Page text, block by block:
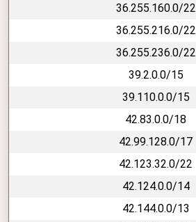
36.255.160.0/22
36.255.216.0/22
36.255.236.0/22
39.2.0.0/15
39.110.0.0/15
42.83.0.0/18
42.99.128.0/17
42.123.32.0/22
42.124.0.0/14
42.144.0.0/13